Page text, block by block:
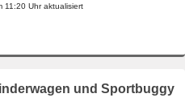
11:20 Uhr aktualisiert
und Sportbuggy